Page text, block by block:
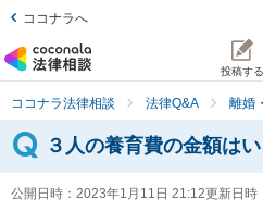
ココナラへ
投稿する
ココナラ法律相談 法律Q&A 離婚
３人の養育費の金額は
公開日時： 2023年1月11日 21:12更新日時